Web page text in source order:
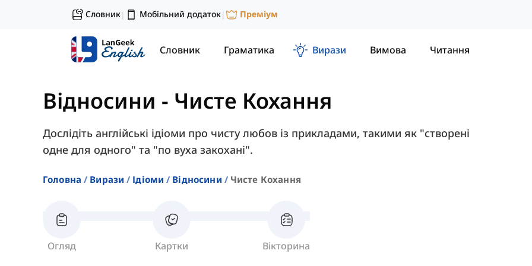
Словник| Мобільний додаток| Преміум
Словник Граматика Вирази Вимова Читання
Відносини - Чисте Кохання
Дослідіть англійські ідіоми про чисту любов із прикладами, такими як "створені
одне для одного" та "по вуха закохані".
Головна Вирази Ідіоми Відносини Чисте Кохання
Огляд Картки Вікторина